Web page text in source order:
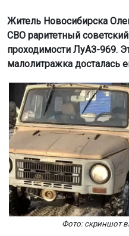
Житель Новосибирска
СВО раритетный
проходимости ЛуАЗ-969.
малолитражка досталась
Фото: скриншот